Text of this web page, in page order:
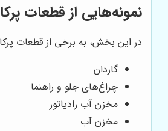
نمونه‌هایی از قطعات
در این بخش، به برخی از قطعات
گاردان
چراغ‌های جلو و راهنما
مخزن آب رادیاتور
مخزن آب